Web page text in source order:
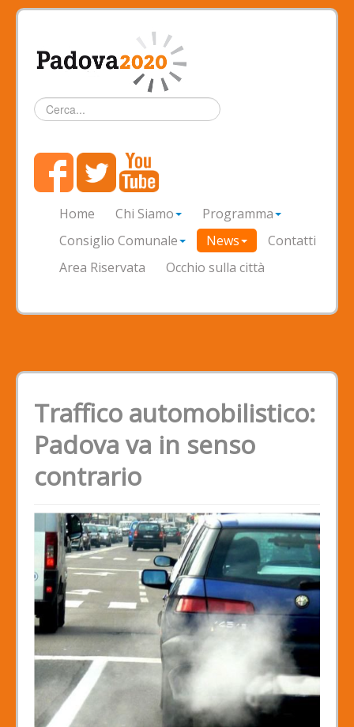
Cerca...
Home Chi Siamo
Programma
Consiglio Comunale
News
Contatti
Area Riservata
Occhio sulla città
Traffico automobilistico:
Padova va in senso
contrario